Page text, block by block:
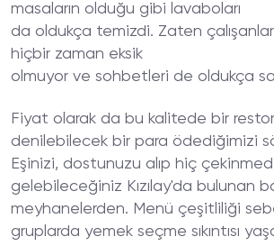
masaların olduğu gibi lavaboları
da oldukça temizdi. Zaten
hiçbir zaman eksik
olmuyor ve sohbetleri de oldukça
Fiyat olarak da bu kalitede bir
denilebilecek bir para ödediğimizi
Eşinizi, dostunuzu alıp hiç
gelebileceğiniz Kızılay'da bulunan
meyhanelerden. Menü çeşitliliği
gruplarda yemek seçme sıkıntısı